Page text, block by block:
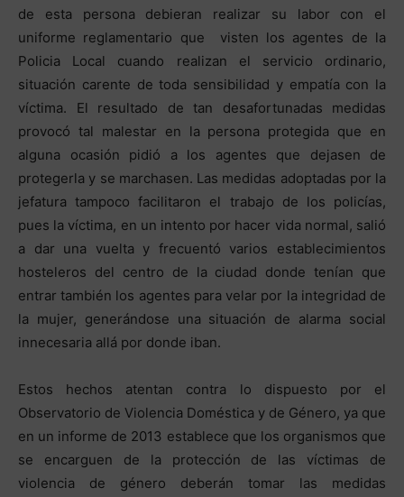
de esta persona debieran realizar su labor con el
uniforme reglamentario que visten los agentes de la
Policia Local cuando realizan el servicio ordinario,
situación carente de toda sensibilidad y empatía con la
víctima. El resultado de tan desafortunadas medidas
provocó tal malestar en la persona protegida que en
alguna ocasión pidió a los agentes que dejasen de
protegerla y se marchasen. Las medidas adoptadas por la
jefatura tampoco facilitaron el trabajo de los policías,
pues la víctima, en un intento por hacer vida normal, salió
a dar una vuelta y frecuentó varios establecimientos
hosteleros del centro de la ciudad donde tenían que
entrar también los agentes para velar por la integridad de
la mujer, generándose una situación de alarma social
innecesaria allá por donde iban.
Estos hechos atentan contra lo dispuesto por el
Observatorio de Violencia Doméstica y de Género, ya que
en un informe de 2013 establece que los organismos que
se encarguen de la protección de las víctimas de
violencia de género deberán tomar las medidas